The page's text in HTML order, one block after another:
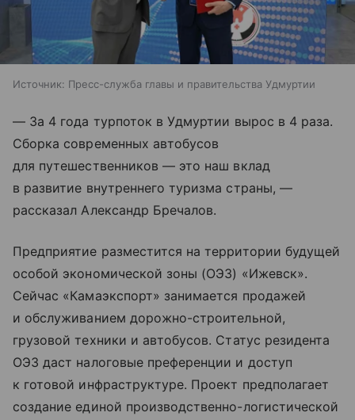
Источник: Пресс-служба главы и правительства Удмуртии
— За 4 года турпоток в Удмуртии вырос в 4 раза.
Сборка современных автобусов
для путешественников — это наш вклад
в развитие внутреннего туризма страны, —
рассказал Александр Бречалов.
Предприятие разместится на территории будущей
особой экономической зоны (ОЭЗ) «Ижевск».
Сейчас «Камаэкспорт» занимается продажей
и обслуживанием дорожно-строительной,
грузовой техники и автобусов. Статус резидента
ОЭЗ даст налоговые преференции и доступ
к готовой инфраструктуре. Проект предполагает
создание единой производственно-логистической